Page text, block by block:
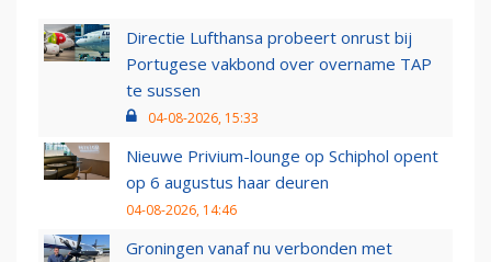
Directie Lufthansa probeert onrust bij
Portugese vakbond over overname TAP
te sussen
04-08-2026, 15:33
Nieuwe Privium-lounge op Schiphol opent
op 6 augustus haar deuren
04-08-2026, 14:46
Groningen vanaf nu verbonden met